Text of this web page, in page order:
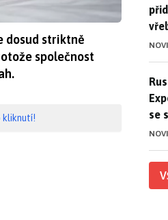
dosud striktně
společnost
kliknutí!
se